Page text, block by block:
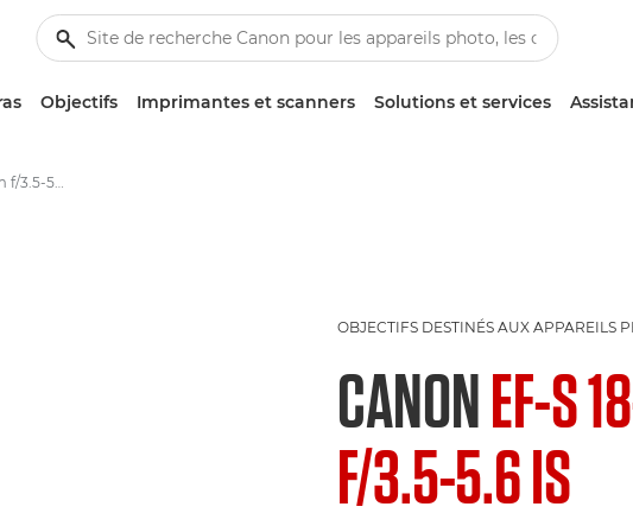
Objectifs Imprimantes et scanners Solutions et services
Canon EF-S 18-200mm f/3.5-5.6 IS - Objectifs - Objectifs photo
OBJECTIFS DESTINÉS AUX APPAREILS
CANONEF-S
F/3.5-5.6 IS